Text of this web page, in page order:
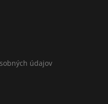
údajov